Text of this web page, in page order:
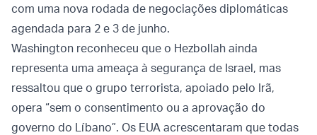
com uma nova rodada de negociações diplomáticas
agendada para 2 e 3 de junho.
Washington reconheceu que o Hezbollah ainda
representa uma ameaça à segurança de Israel, mas
ressaltou que o grupo terrorista, apoiado pelo Irã,
opera “sem o consentimento ou a aprovação do
governo do Líbano”. Os EUA acrescentaram que todas